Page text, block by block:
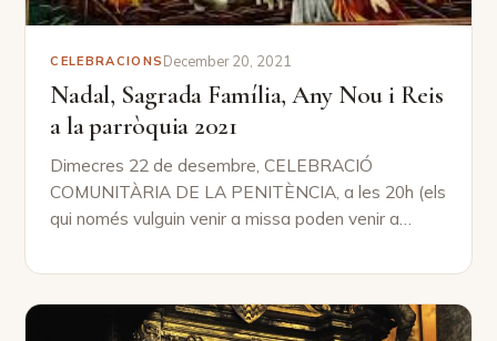
CELEBRACIONS December 20, 2021
Nadal, Sagrada Família, Any Nou i Reis
a la parròquia 2021
Dimecres 22 de desembre, CELEBRACIÓ
COMUNITÀRIA DE LA PENITÈNCIA, a les 20h (els
qui només vulguin venir a missa poden venir a…